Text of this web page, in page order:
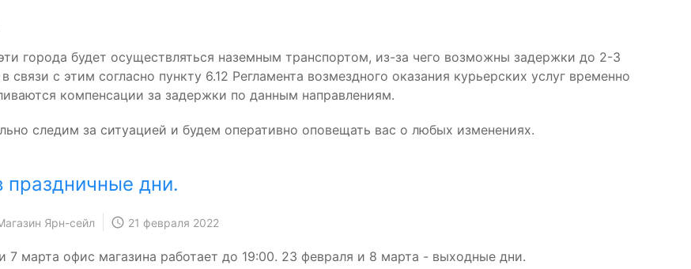
города будет осуществляться наземным транспортом, из-за чего возможны задержки до 2-3
связи с этим согласно пункту 6.12 Регламента возмездного оказания курьерских услуг временно
компенсации за задержки по данным направлениям.
следим за ситуацией и будем оперативно оповещать вас о любых изменениях.
праздничные дни.
Ярн-сейл 21 февраля 2022
7 марта офис магазина работает до 19:00. 23 февраля и 8 марта - выходные дни.